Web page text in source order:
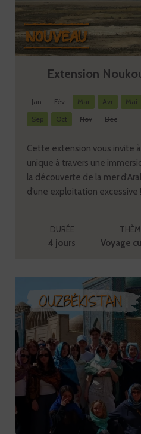
Extension
Jan Fév Mar Avr Mai
Sep
Oct Nov Déc
Cette extension vous invite
unique à travers une
la découverte de la mer
d’une exploitation excessive !
DURÉE
4 jours Voyage
OUZBÉKISTAN